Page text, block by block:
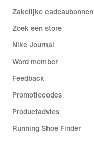
Zakelijke cadeaubonnen
Zoek een store
Nike Journal
Word member
Feedback
Promotiecodes
Productadvies
Running Shoe Finder